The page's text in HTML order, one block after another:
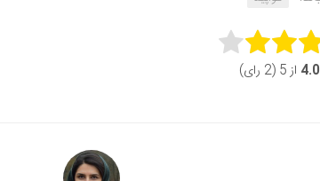
Rate
4.0 از 5 (2 رای)